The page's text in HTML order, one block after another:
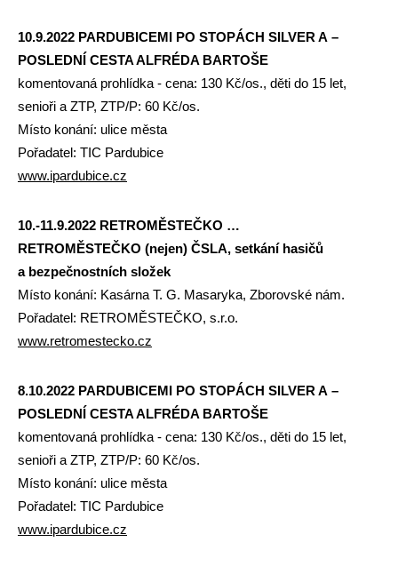
10.9.2022 PARDUBICEMI PO STOPÁCH SILVER A –
POSLEDNÍ CESTA ALFRÉDA BARTOŠE
komentovaná prohlídka - cena: 130 Kč/os., děti do 15 let,
senioři a ZTP, ZTP/P: 60 Kč/os.
Místo konání: ulice města
Pořadatel: TIC Pardubice
www.ipardubice.cz
10.-11.9.2022 RETROMĚSTEČKO …
RETROMĚSTEČKO (nejen) ČSLA, setkání hasičů
a bezpečnostních složek
Místo konání: Kasárna T. G. Masaryka, Zborovské nám.
Pořadatel: RETROMĚSTEČKO, s.r.o.
www.retromestecko.cz
8.10.2022 PARDUBICEMI PO STOPÁCH SILVER A –
POSLEDNÍ CESTA ALFRÉDA BARTOŠE
komentovaná prohlídka - cena: 130 Kč/os., děti do 15 let,
senioři a ZTP, ZTP/P: 60 Kč/os.
Místo konání: ulice města
Pořadatel: TIC Pardubice
www.ipardubice.cz